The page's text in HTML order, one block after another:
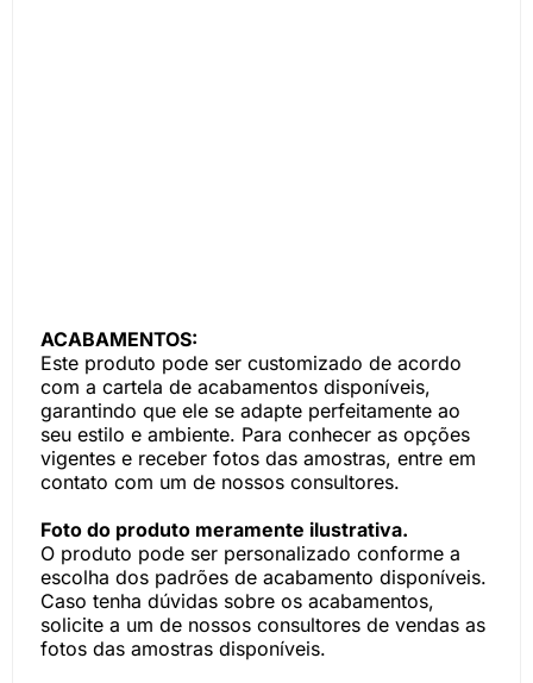
ACABAMENTOS:
Este produto pode ser customizado de acordo
com a cartela de acabamentos disponíveis,
garantindo que ele se adapte perfeitamente ao
seu estilo e ambiente. Para conhecer as opções
vigentes e receber fotos das amostras, entre em
contato com um de nossos consultores.
Foto do produto meramente ilustrativa.
O produto pode ser personalizado conforme a
escolha dos padrões de acabamento disponíveis.
Caso tenha dúvidas sobre os acabamentos,
solicite a um de nossos consultores de vendas as
fotos das amostras disponíveis.